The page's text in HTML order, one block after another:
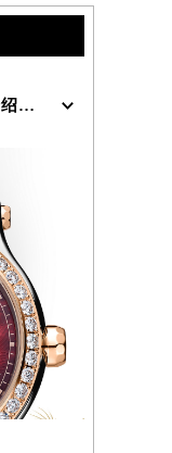
萧邦维修保养服务中心介绍 | Chopard